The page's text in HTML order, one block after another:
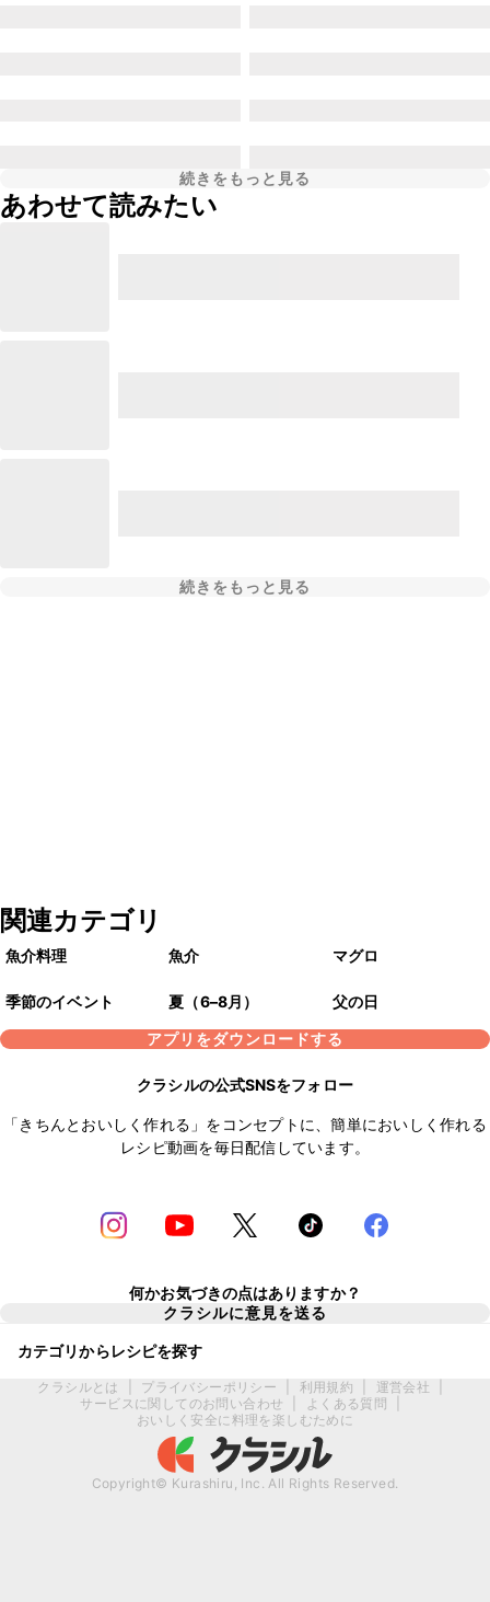
続きをもっと見る
あわせて読みたい
続きをもっと見る
関連カテゴリ
魚介料理 魚介 マグロ
季節のイベント 夏（6–8月）
父の日
アプリをダウンロードする
クラシルの公式SNSをフォロー
「きちんとおいしく作れる」をコンセプトに、簡単においしく作れる
レシピ動画を毎日配信しています。
何かお気づきの点はありますか？
クラシルに意見を送る
カテゴリからレシピを探す
クラシルとは プライバシーポリシー 利用規約 運営会社
サービスに関してのお問い合わせ
よくある質問
おいしく安全に料理を楽しむために
Copyright© Kurashiru, Inc. All Rights Reserved.